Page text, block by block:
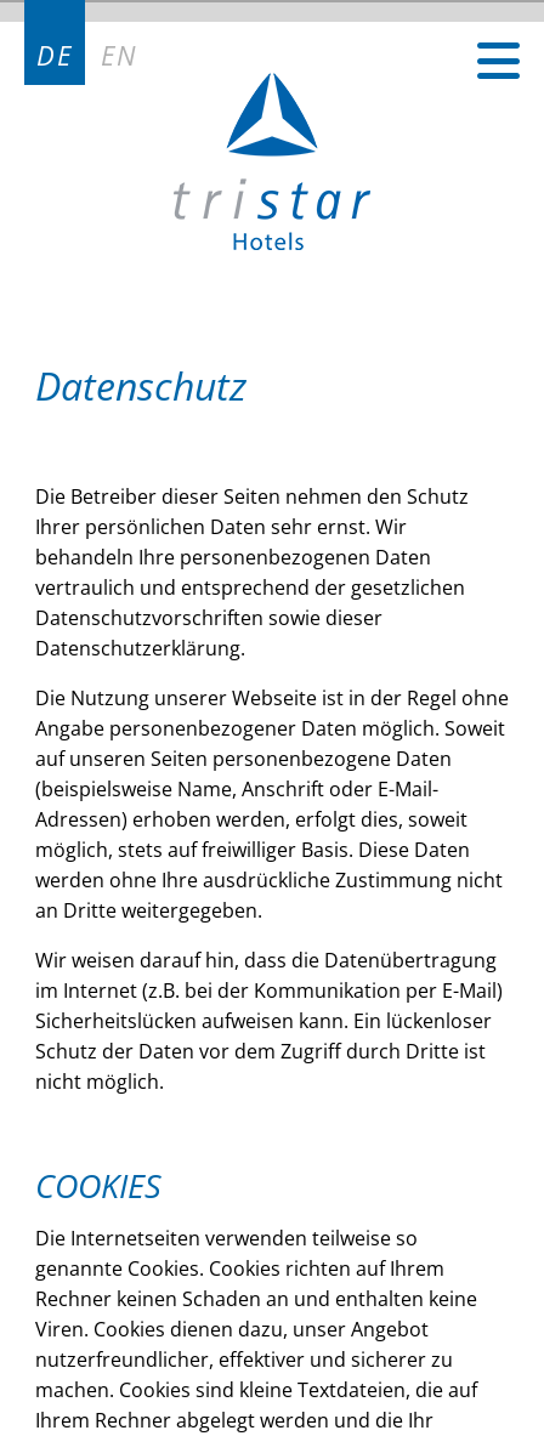
DE EN
Datenschutz
Die Betreiber dieser Seiten nehmen den Schutz
Ihrer persönlichen Daten sehr ernst. Wir
behandeln Ihre personenbezogenen Daten
vertraulich und entsprechend der gesetzlichen
Datenschutzvorschriften sowie dieser
Datenschutzerklärung.
Die Nutzung unserer Webseite ist in der Regel ohne
Angabe personenbezogener Daten möglich. Soweit
auf unseren Seiten personenbezogene Daten
(beispielsweise Name, Anschrift oder E-Mail-
Adressen) erhoben werden, erfolgt dies, soweit
möglich, stets auf freiwilliger Basis. Diese Daten
werden ohne Ihre ausdrückliche Zustimmung nicht
an Dritte weitergegeben.
Wir weisen darauf hin, dass die Datenübertragung
im Internet (z.B. bei der Kommunikation per E-Mail)
Sicherheitslücken aufweisen kann. Ein lückenloser
Schutz der Daten vor dem Zugriff durch Dritte ist
nicht möglich.
COOKIES
Die Internetseiten verwenden teilweise so
genannte Cookies. Cookies richten auf Ihrem
Rechner keinen Schaden an und enthalten keine
Viren. Cookies dienen dazu, unser Angebot
nutzerfreundlicher, effektiver und sicherer zu
machen. Cookies sind kleine Textdateien, die auf
Ihrem Rechner abgelegt werden und die Ihr
Kontakt
Kontakt Deutschland